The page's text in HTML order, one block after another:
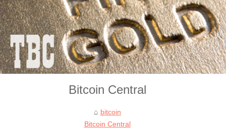
Bitcoin Central
bitcoin
Bitcoin Central